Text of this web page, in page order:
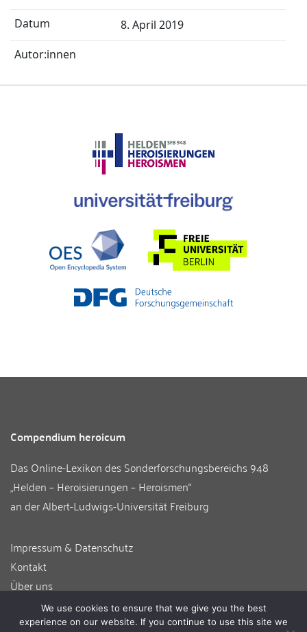
8. April 2019
Compendium heroicum
Das Online-Lexikon desSonderforschungsbereichs 948
„Helden – Heroisierungen – Heroismen“
an derAlbert-Ludwigs-Universität Freiburg
Impressum & Datenschutz
Kontakt
Über uns
Informationen für Autor:innen
Login
We use cookies to ensure that we give you the best
experience on our website. If you continue to use this site we